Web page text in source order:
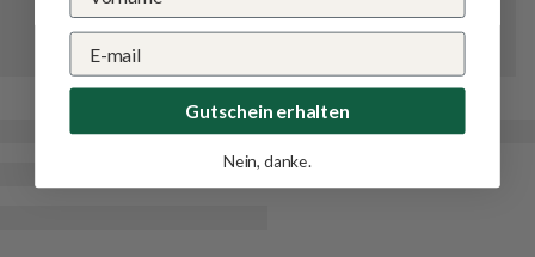
Gutschein erhalten
Nein, danke.